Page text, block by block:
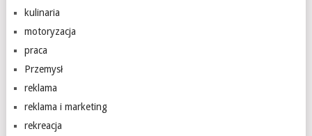
kulinaria
motoryzacja
praca
Przemysł
reklama
reklama i marketing
rekreacja